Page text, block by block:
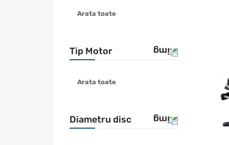
18V
Arata toate
Tip Motor
fara perii
Arata toate
Diametru disc